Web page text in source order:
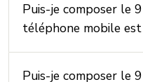
Puis-je composer le
téléphone mobile est
Puis-je composer le